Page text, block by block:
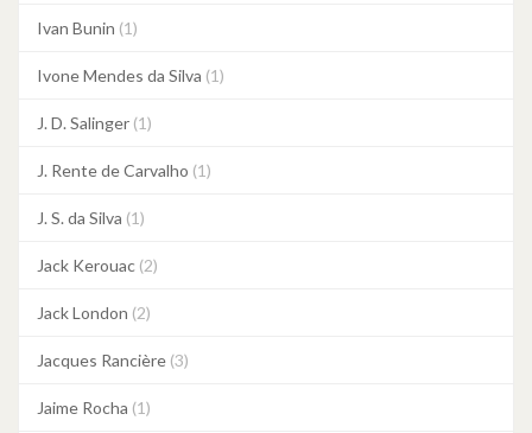
Ivan Bunin (1)
Ivone Mendes da Silva (1)
J. D. Salinger (1)
J. Rente de Carvalho (1)
J. S. da Silva (1)
Jack Kerouac (2)
Jack London (2)
Jacques Rancière (3)
Jaime Rocha (1)